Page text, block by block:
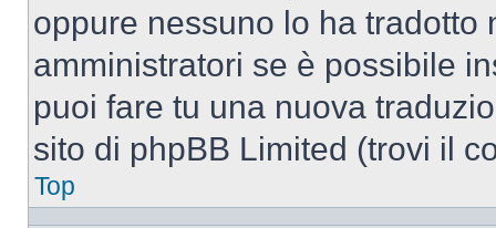
oppure nessuno lo ha
amministratori se è possibile
puoi fare tu una nuova
sito di phpBB Limited (trovi il
Top